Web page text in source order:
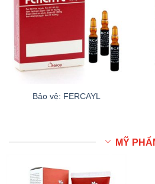
Bảo vệ: FERCAYL
MỸ